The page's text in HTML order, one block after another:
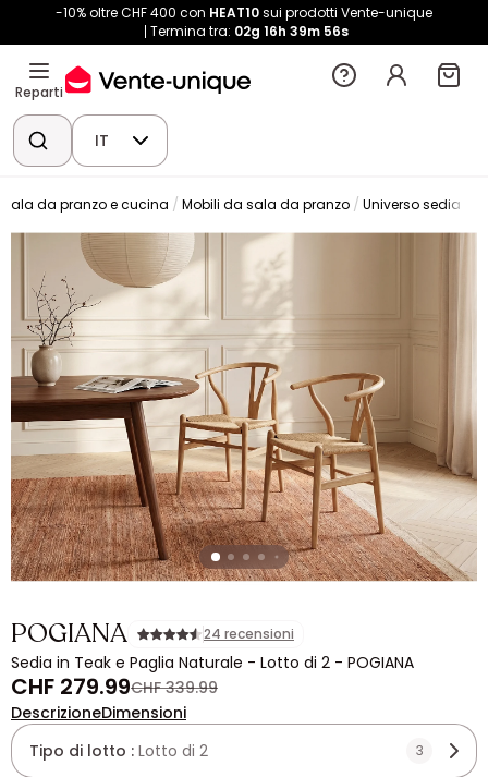
-10% oltre CHF 400 con HEAT10sui prodotti Vente-unique
Termina tra: 02g 16h 39m 56s
Reparti
IT
Sala da pranzo e cucina Mobili da sala da pranzo Universo sedia
POGIANA 24 recensioni
Sedia in Teak e Paglia Naturale - Lotto di 2 - POGIANA
CHF 279.99CHF 339.99
DescrizioneDimensioni
Tipo di lotto : Lotto di 2 3